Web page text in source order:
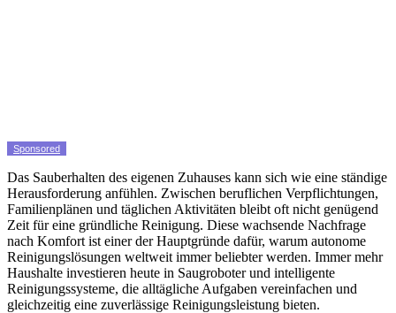
Sponsored
Das Sauberhalten des eigenen Zuhauses kann sich wie eine ständige
Herausforderung anfühlen. Zwischen beruflichen Verpflichtungen,
Familienplänen und täglichen Aktivitäten bleibt oft nicht genügend
Zeit für eine gründliche Reinigung. Diese wachsende Nachfrage
nach Komfort ist einer der Hauptgründe dafür, warum autonome
Reinigungslösungen weltweit immer beliebter werden. Immer mehr
Haushalte investieren heute in Saugroboter und intelligente
Reinigungssysteme, die alltägliche Aufgaben vereinfachen und
gleichzeitig eine zuverlässige Reinigungsleistung bieten.